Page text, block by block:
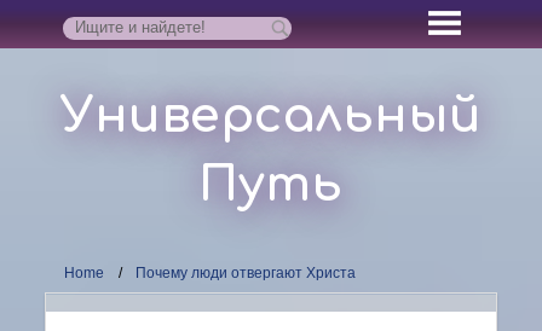
Универсальный
Путь
Home Почему люди отвергают Христа